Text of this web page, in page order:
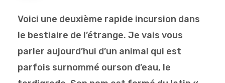
Voici une deuxième rapide incursion dans
le bestiaire de l’étrange. Je vais vous
parler aujourd’hui d’un animal qui est
parfois surnommé ourson d’eau, le